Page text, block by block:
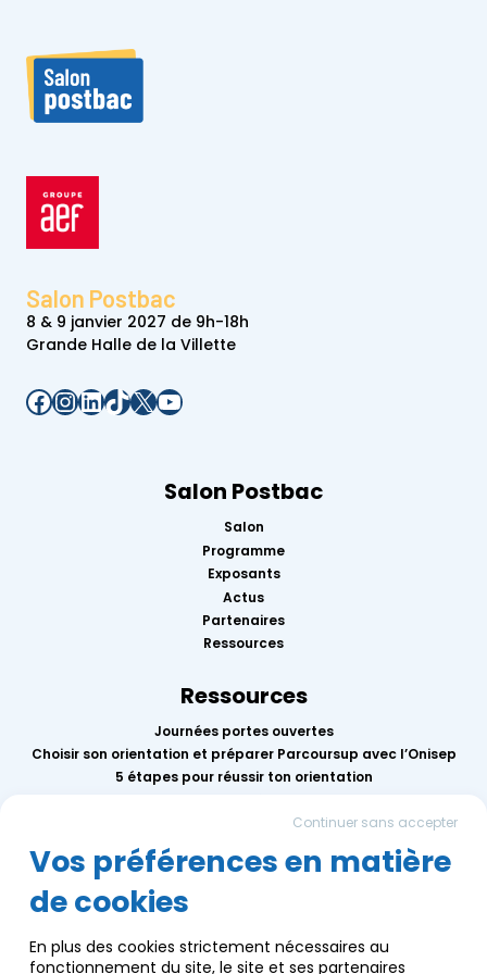
Salon Postbac
8 & 9 janvier 2027 de 9h-18h
Grande Halle de la Villette
Facebook
Instagram
LinkedIn
TikTok
X YouTube
Salon Postbac
Salon
Programme
Exposants
Actus
Partenaires
Ressources
Ressources
Journées portes ouvertes
Choisir son orientation et préparer Parcoursup avec l’Onisep
5 étapes pour réussir ton orientation
Mercredis de l’orientation
Calendrier des événements AEF info
Groupe AEF
Nous contacter
Continuer sans accepter
Vos préférences en matière
de cookies
En plus des cookies strictement nécessaires au
fonctionnement du site, le site et ses partenaires